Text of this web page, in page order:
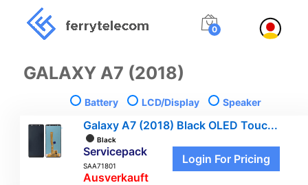
0
GALAXY A7 (2018)
Battery LCD/Display Speaker
Galaxy A7 (2018) Black OLED Touc...
Black
Servicepack
SAA71801
Ausverkauft
Login For Pricing